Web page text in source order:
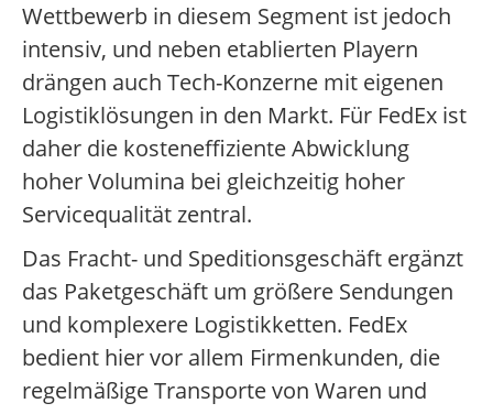
Wettbewerb in diesem Segment ist jedoch
intensiv, und neben etablierten Playern
drängen auch Tech-Konzerne mit eigenen
Logistiklösungen in den Markt. Für FedEx ist
daher die kosteneffiziente Abwicklung
hoher Volumina bei gleichzeitig hoher
Servicequalität zentral.
Das Fracht- und Speditionsgeschäft ergänzt
das Paketgeschäft um größere Sendungen
und komplexere Logistikketten. FedEx
bedient hier vor allem Firmenkunden, die
regelmäßige Transporte von Waren und